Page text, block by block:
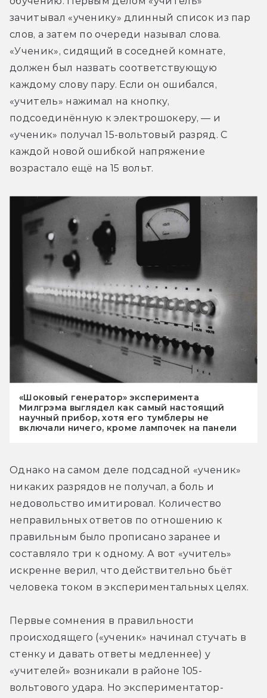
зачитывал «ученику» длинный список из пар
слов, а затем по очереди называл слова.
«Ученик», сидящий в соседней комнате,
должен был назвать соответствующую
каждому слову пару. Если он ошибался,
«учитель» нажимал на кнопку,
подсоединённую к электрошокеру, — и
«ученик» получал 15-вольтовый разряд. С
каждой новой ошибкой напряжение
возрастало ещё на 15 вольт.
«Шоковый генератор» эксперимента
Милгрэма выглядел как самый настоящий
научный прибор, хотя его тумблеры не
включали ничего, кроме лампочек на панели
Однако на самом деле подсадной «ученик»
никаких разрядов не получал, а боль и
недовольство имитировал. Количество
неправильных ответов по отношению к
правильным было прописано заранее и
составляло три к одному. А вот «учитель»
искренне верил, что действительно бьёт
человека током в экспериментальных целях.
Первые сомнения в правильности
происходящего («ученик» начинал стучать в
стенку и давать ответы медленнее) у
«учителей» возникали в районе 105-
вольтового удара. Но экспериментатор-